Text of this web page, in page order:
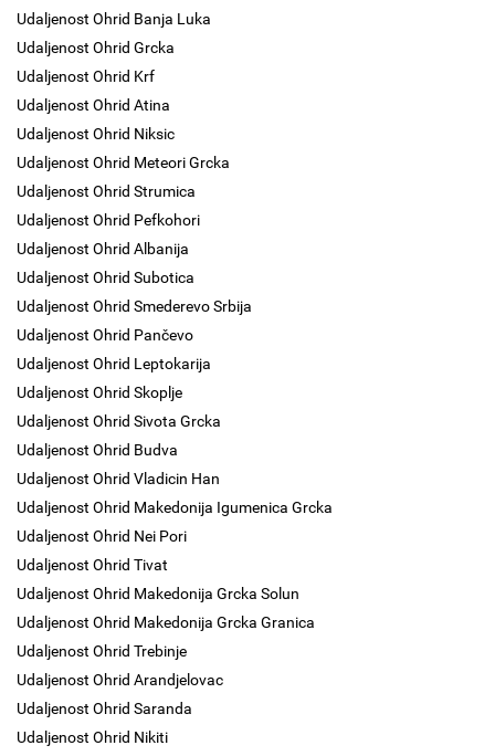
Udaljenost Ohrid Banja Luka
Udaljenost Ohrid Grcka
Udaljenost Ohrid Krf
Udaljenost Ohrid Atina
Udaljenost Ohrid Niksic
Udaljenost Ohrid Meteori Grcka
Udaljenost Ohrid Strumica
Udaljenost Ohrid Pefkohori
Udaljenost Ohrid Albanija
Udaljenost Ohrid Subotica
Udaljenost Ohrid Smederevo Srbija
Udaljenost Ohrid Pančevo
Udaljenost Ohrid Leptokarija
Udaljenost Ohrid Skoplje
Udaljenost Ohrid Sivota Grcka
Udaljenost Ohrid Budva
Udaljenost Ohrid Vladicin Han
Udaljenost Ohrid Makedonija Igumenica Grcka
Udaljenost Ohrid Nei Pori
Udaljenost Ohrid Tivat
Udaljenost Ohrid Makedonija Grcka Solun
Udaljenost Ohrid Makedonija Grcka Granica
Udaljenost Ohrid Trebinje
Udaljenost Ohrid Arandjelovac
Udaljenost Ohrid Saranda
Udaljenost Ohrid Nikiti